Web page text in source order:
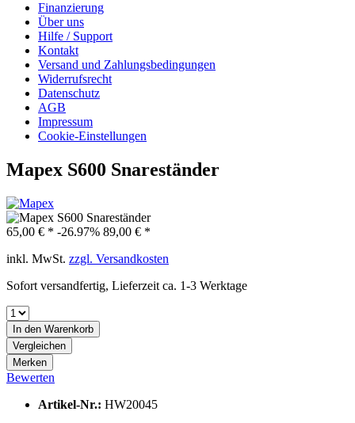
Finanzierung
Über uns
Hilfe / Support
Kontakt
Versand und Zahlungsbedingungen
Widerrufsrecht
Datenschutz
AGB
Impressum
Cookie-Einstellungen
Mapex S600 Snareständer
65,00 € * -26.97% 89,00 € *
inkl. MwSt. zzgl. Versandkosten
Sofort versandfertig, Lieferzeit ca. 1-3 Werktage
In den Warenkorb
Vergleichen
Merken
Bewerten
Artikel-Nr.: HW20045